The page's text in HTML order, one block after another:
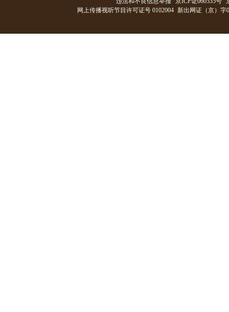
网上传播视听节目许可证号 0102004 新出网证（京）